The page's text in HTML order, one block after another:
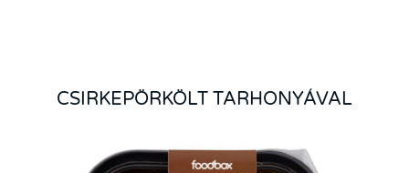
CSIRKEPÖRKÖLT TARHONYÁVAL